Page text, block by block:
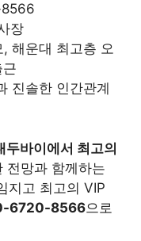
장
해운대 최고층 오
진솔한 인간관계
두바이에서 최고의
전망과 함께하는
지고 최고의 VIP
6720-8566으로